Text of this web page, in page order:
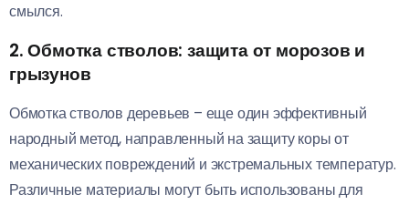
смылся.
2. Обмотка стволов: защита от морозов и
грызунов
Обмотка стволов деревьев – еще один эффективный
народный метод, направленный на защиту коры от
механических повреждений и экстремальных температур.
Различные материалы могут быть использованы для